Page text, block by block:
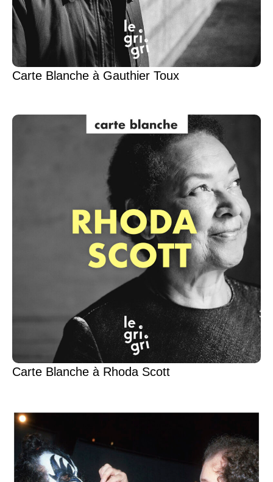
Carte Blanche à Gauthier Toux
Carte Blanche à Rhoda Scott